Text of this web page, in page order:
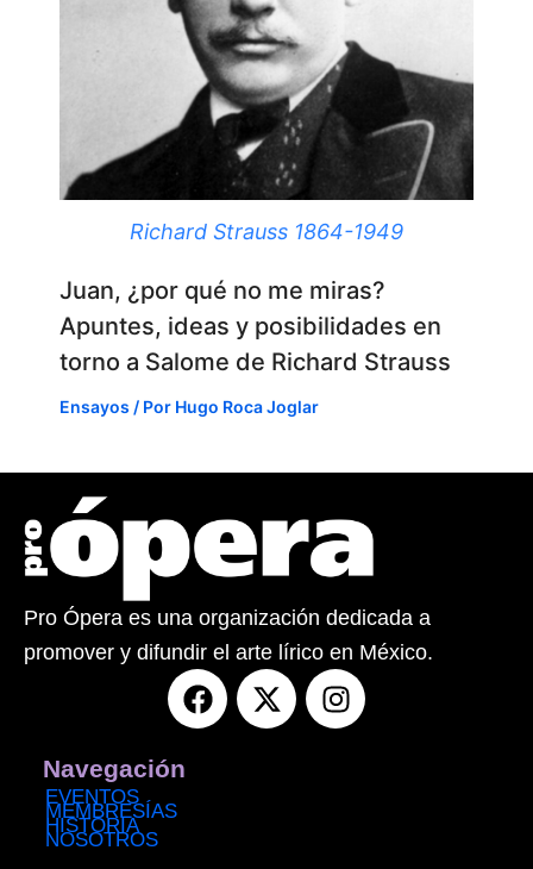
Richard Strauss 1864-1949
Juan, ¿por qué no me miras?
Apuntes, ideas y posibilidades en
torno a Salome de Richard Strauss
Ensayos / Por Hugo Roca Joglar
Pro Ópera es una organización dedicada a
promover y difundir el arte lírico en México.
F
a
X
-
I
n
Navegación
EVENTOS
MEMBRESÍAS
HISTORIA
NOSOTROS